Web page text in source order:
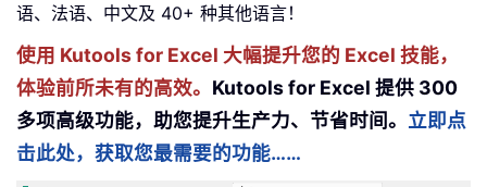
语、法语、中文及 40+ 种其他语言！
使用 Kutools for Excel 大幅提升您的 Excel 技能，
体验前所未有的高效。 Kutools for Excel 提供 300
多项高级功能，助您提升生产力、节省时间。 立即点
击此处，获取您最需要的功能……